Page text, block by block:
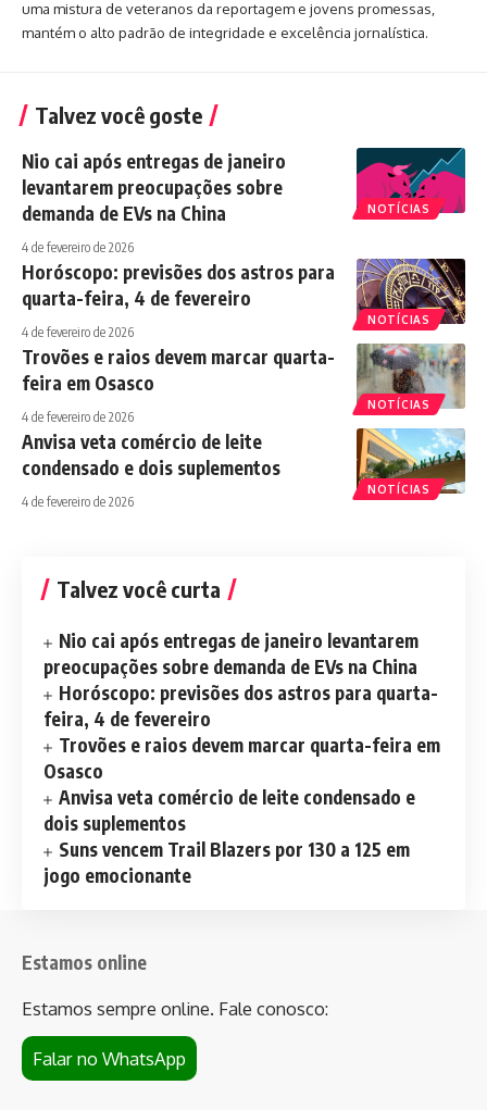
uma mistura de veteranos da reportagem e jovens promessas,
mantém o alto padrão de integridade e excelência jornalística.
Talvez você goste
NOTÍCIAS
Nio cai após entregas de janeiro
levantarem preocupações sobre
demanda de EVs na China
4 de fevereiro de 2026
NOTÍCIAS
Horóscopo: previsões dos astros para
quarta-feira, 4 de fevereiro
4 de fevereiro de 2026
NOTÍCIAS
Trovões e raios devem marcar quarta-
feira em Osasco
4 de fevereiro de 2026
NOTÍCIAS
Anvisa veta comércio de leite
condensado e dois suplementos
4 de fevereiro de 2026
Talvez você curta
Nio cai após entregas de janeiro levantarem
preocupações sobre demanda de EVs na China
Horóscopo: previsões dos astros para quarta-
feira, 4 de fevereiro
Trovões e raios devem marcar quarta-feira em
Osasco
Anvisa veta comércio de leite condensado e
dois suplementos
Suns vencem Trail Blazers por 130 a 125 em
jogo emocionante
Estamos online
Estamos sempre online. Fale conosco:
Falar no WhatsApp